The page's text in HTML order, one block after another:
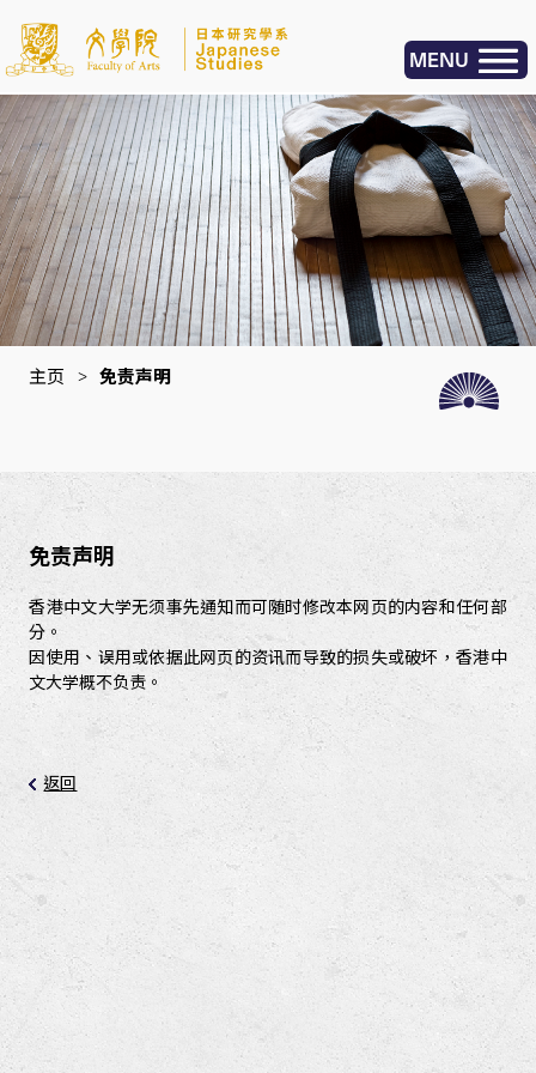
MENU
主页 > 免责声明
免责声明
香港中文大学无须事先通知而可随时修改本网页的内容和任何部
分。
因使用、误用或依据此网页的资讯而导致的损失或破坏，香港中
文大学概不负责。
返回